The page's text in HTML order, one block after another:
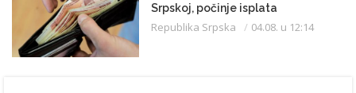
Srpskoj, počinje isplata
Republika Srpska 04.08. u 12:14